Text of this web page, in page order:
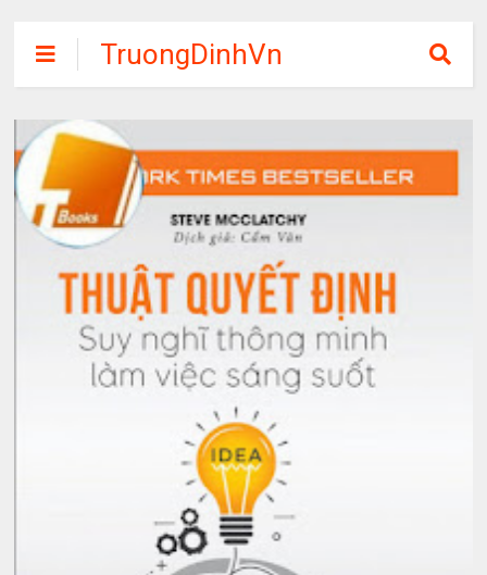
TruongDinhVn
Chia sẽ ebook,
các khóa học,
phần mềm học
tập miễn phí